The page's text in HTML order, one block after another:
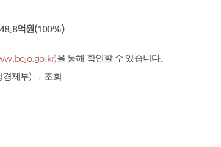
48.8억원(100%)
을 통해 확인할 수 있습니다.
제부) → 조회